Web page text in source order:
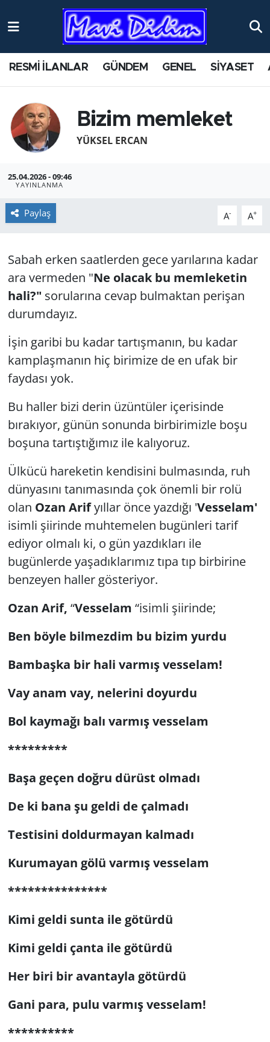
RESMİ İLANLAR GÜNDEM GENEL SİYASET
Bizim memleket
YÜKSEL ERCAN
25.04.2026 - 09:46
YAYINLANMA
Paylaş A- A+
Sabah erken saatlerden gece yarılarına kadar
ara vermeden "Ne olacak bu memleketin
hali?" sorularına cevap bulmaktan perişan
durumdayız.
İşin garibi bu kadar tartışmanın, bu kadar
kamplaşmanın hiç birimize de en ufak bir
faydası yok.
Bu haller bizi derin üzüntüler içerisinde
bırakıyor, günün sonunda birbirimizle boşu
boşuna tartıştığımız ile kalıyoruz.
Ülkücü hareketin kendisini bulmasında, ruh
dünyasını tanımasında çok önemli bir rolü
olan Ozan Arifyıllar önce yazdığı 'Vesselam'
isimli şiirinde muhtemelen bugünleri tarif
ediyor olmalı ki, o gün yazdıkları ile
bugünlerde yaşadıklarımız tıpa tıp birbirine
benzeyen haller gösteriyor.
Ozan Arif, “Vesselam “isimli şiirinde;
Ben böyle bilmezdim bu bizim yurdu
Bambaşka bir hali varmış vesselam!
Vay anam vay, nelerini doyurdu
Bol kaymağı balı varmış vesselam
*********
Başa geçen doğru dürüst olmadı
De ki bana şu geldi de çalmadı
Testisini doldurmayan kalmadı
Kurumayan gölü varmış vesselam
***************
Kimi geldi sunta ile götürdü
Kimi geldi çanta ile götürdü
Her biri bir avantayla götürdü
Gani para, pulu varmış vesselam!
**********
ANTİK YERLER
AYDIN
BİLİM VE TEKNOLOJİ
EKONOMİ
GENEL
GÜNDEM
HABERDE İNSAN
KÜLTÜR SANAT
MAGAZİN
POLİTİKA
RESMİ İLANLAR
SAĞLIK
SİYASET
SPOR
Yerel
Nöbetçi Eczaneler
Namaz Vakitleri
Trafik Durumu
Son Dakika Haberleri
Haber Arşivi